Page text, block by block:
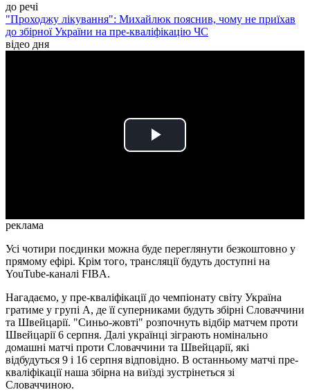
до речі
"Проходжу лікування": Михайлюк пояснив, чому не приїхав
до збірної України на пре-кваліфікацію ЧС
відео дня
Play
реклама
Усі чотири поєдинки можна буде переглянути безкоштовно у
прямому ефірі. Крім того, трансляції будуть доступні на
YouTube-каналі FIBA.
Нагадаємо, у пре-кваліфікації до чемпіонату світу Україна
гратиме у групі А, де її суперниками будуть збірні Словаччини
та Швейцарії. "Синьо-жовті" розпочнуть відбір матчем проти
Швейцарії 6 серпня. Далі українці зіграють номінально
домашні матчі проти Словаччини та Швейцарії, які
відбудуться 9 і 16 серпня відповідно. В останньому матчі пре-
кваліфікації наша збірна на виїзді зустрінеться зі
Словаччиною.